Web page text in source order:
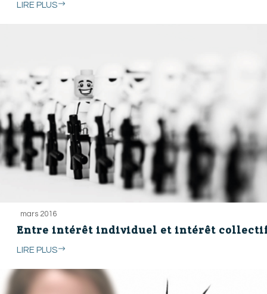
LIRE PLUS
mars 2016
Entre intérêt individuel et intérêt
LIRE PLUS